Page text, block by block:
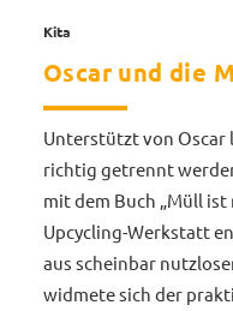
Kita
Oscar und die
Unterstützt von Oscar
richtig getrennt
mit dem Buch „Müll
Upcycling-Werkstatt
aus scheinbar
widmete sich der